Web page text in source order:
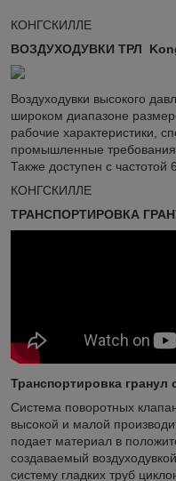
КОНГСКИЛЛЕ
ВОЗДУХОДУВКИ ТРЛ
Воздуходувки высокого
широком диапазоне
рабочие характеристики,
промышленные требования.
Также доступен с
КОНГСКИЛЛЕ
ТРАНСПОРТИРОВКА
Транспортировка
Система поворотных
высокой и малой
подает материал в
создаваемый
систему гладких труб